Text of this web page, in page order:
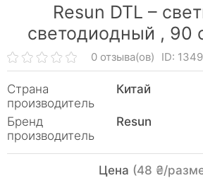
Resun DTL –
светодиодный , 90
0 отзыва(ов) ID:
Страна
производитель
Китай
Бренд
производитель
Resun
Цена (48 ₴/